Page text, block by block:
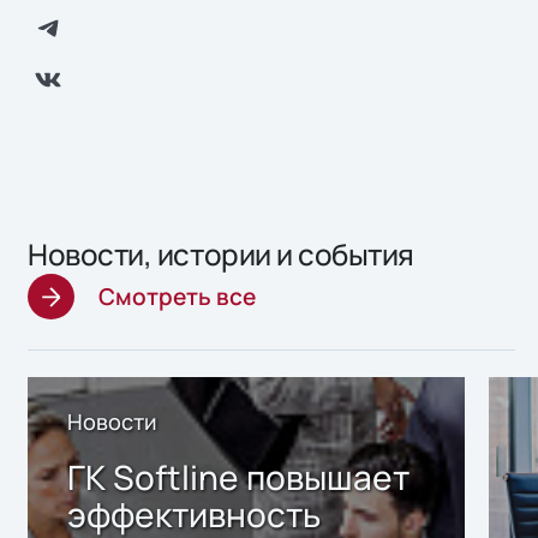
Новости, истории и события
Смотреть все
Новости
ГК Softline повышает
эффективность